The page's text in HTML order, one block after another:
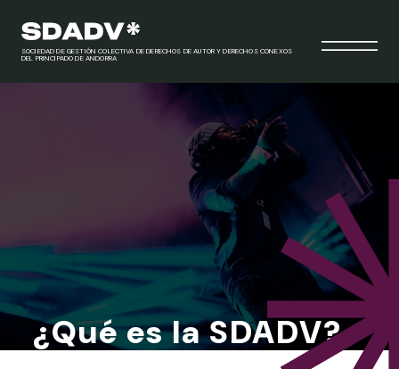
SOCIEDAD DE GESTIÓN COLECTIVA DE DERECHOS DE AUTOR Y DERECHOS CONEXOS
DEL PRINCIPADO DE ANDORRA
¿Qué es la SDADV?